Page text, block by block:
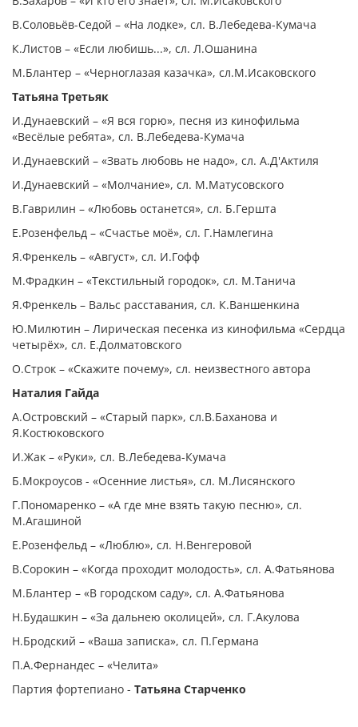
В.Соловьёв-Седой – «На лодке», сл. В.Лебедева-Кумача
К.Листов – «Если любишь...», сл. Л.Ошанина
М.Блантер – «Черноглазая казачка», сл.М.Исаковского
Татьяна Третьяк
И.Дунаевский – «Я вся горю», песня из кинофильма
«Весёлые ребята», сл. В.Лебедева-Кумача
И.Дунаевский – «Звать любовь не надо», сл. А.Д'Актиля
И.Дунаевский – «Молчание», сл. М.Матусовского
В.Гаврилин – «Любовь останется», сл. Б.Гершта
Е.Розенфельд – «Счастье моё», сл. Г.Намлегина
Я.Френкель – «Август», сл. И.Гофф
М.Фрадкин – «Текстильный городок», сл. М.Танича
Я.Френкель – Вальс расставания, сл. К.Ваншенкина
Ю.Милютин – Лирическая песенка из кинофильма «Сердца
четырёх», сл. Е.Долматовского
О.Строк – «Скажите почему», сл. неизвестного автора
Наталия Гайда
А.Островский – «Старый парк», сл.В.Баханова и
Я.Костюковского
И.Жак – «Руки», сл. В.Лебедева-Кумача
Б.Мокроусов - «Осенние листья», сл. М.Лисянского
Г.Пономаренко – «А где мне взять такую песню», сл.
М.Агашиной
Е.Розенфельд – «Люблю», сл. Н.Венгеровой
В.Сорокин – «Когда проходит молодость», сл. А.Фатьянова
М.Блантер – «В городском саду», сл. А.Фатьянова
Н.Будашкин – «За дальнею околицей», сл. Г.Акулова
Н.Бродский – «Ваша записка», сл. П.Германа
П.А.Фернандес – «Челита»
Партия фортепиано - Татьяна Старченко